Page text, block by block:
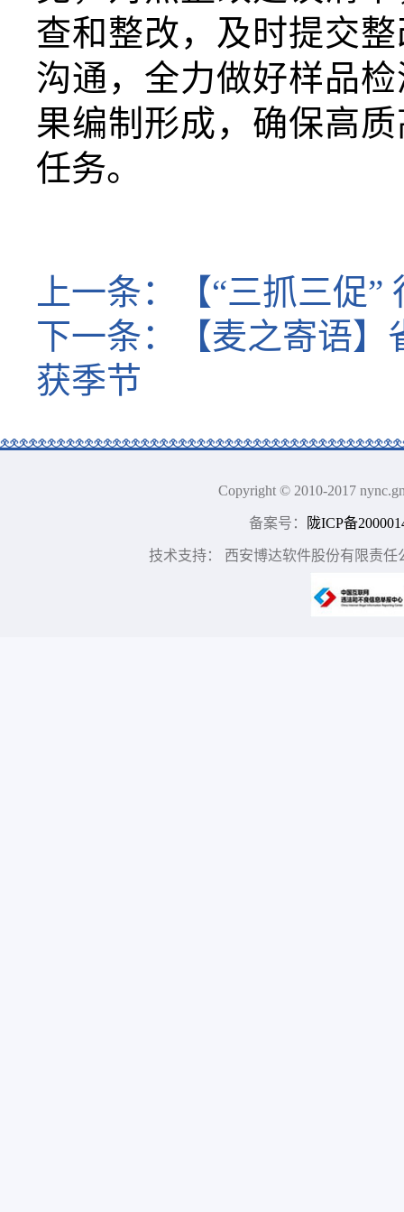
查和整改，及时提交
沟通，全力做好样品
果编制形成，确保高
任务。
上一条：
【“三抓三促
下一条：
【麦之寄语
获季节
Copyright © 2010-2017
备案号： 陇ICP备
技术支持： 西安博达软件股份有限责